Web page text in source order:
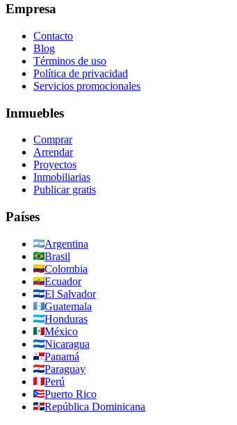
Empresa
Contacto
Blog
Términos de uso
Política de privacidad
Servicios promocionales
Inmuebles
Comprar
Arrendar
Proyectos
Inmobiliarias
Publicar gratis
Países
Argentina
Brasil
Colombia
Ecuador
El Salvador
Guatemala
Honduras
México
Nicaragua
Panamá
Paraguay
Perú
Puerto Rico
República Dominicana